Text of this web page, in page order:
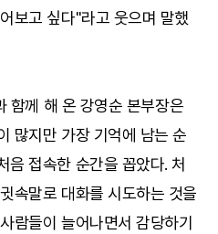
보고 싶다"라고 웃으며 말했
함께 해 온 강영순 본부장은
많지만 가장 기억에 남는 순
음 접속한 순간을 꼽았다. 처
속말로 대화를 시도하는 것을
람들이 늘어나면서 감당하기